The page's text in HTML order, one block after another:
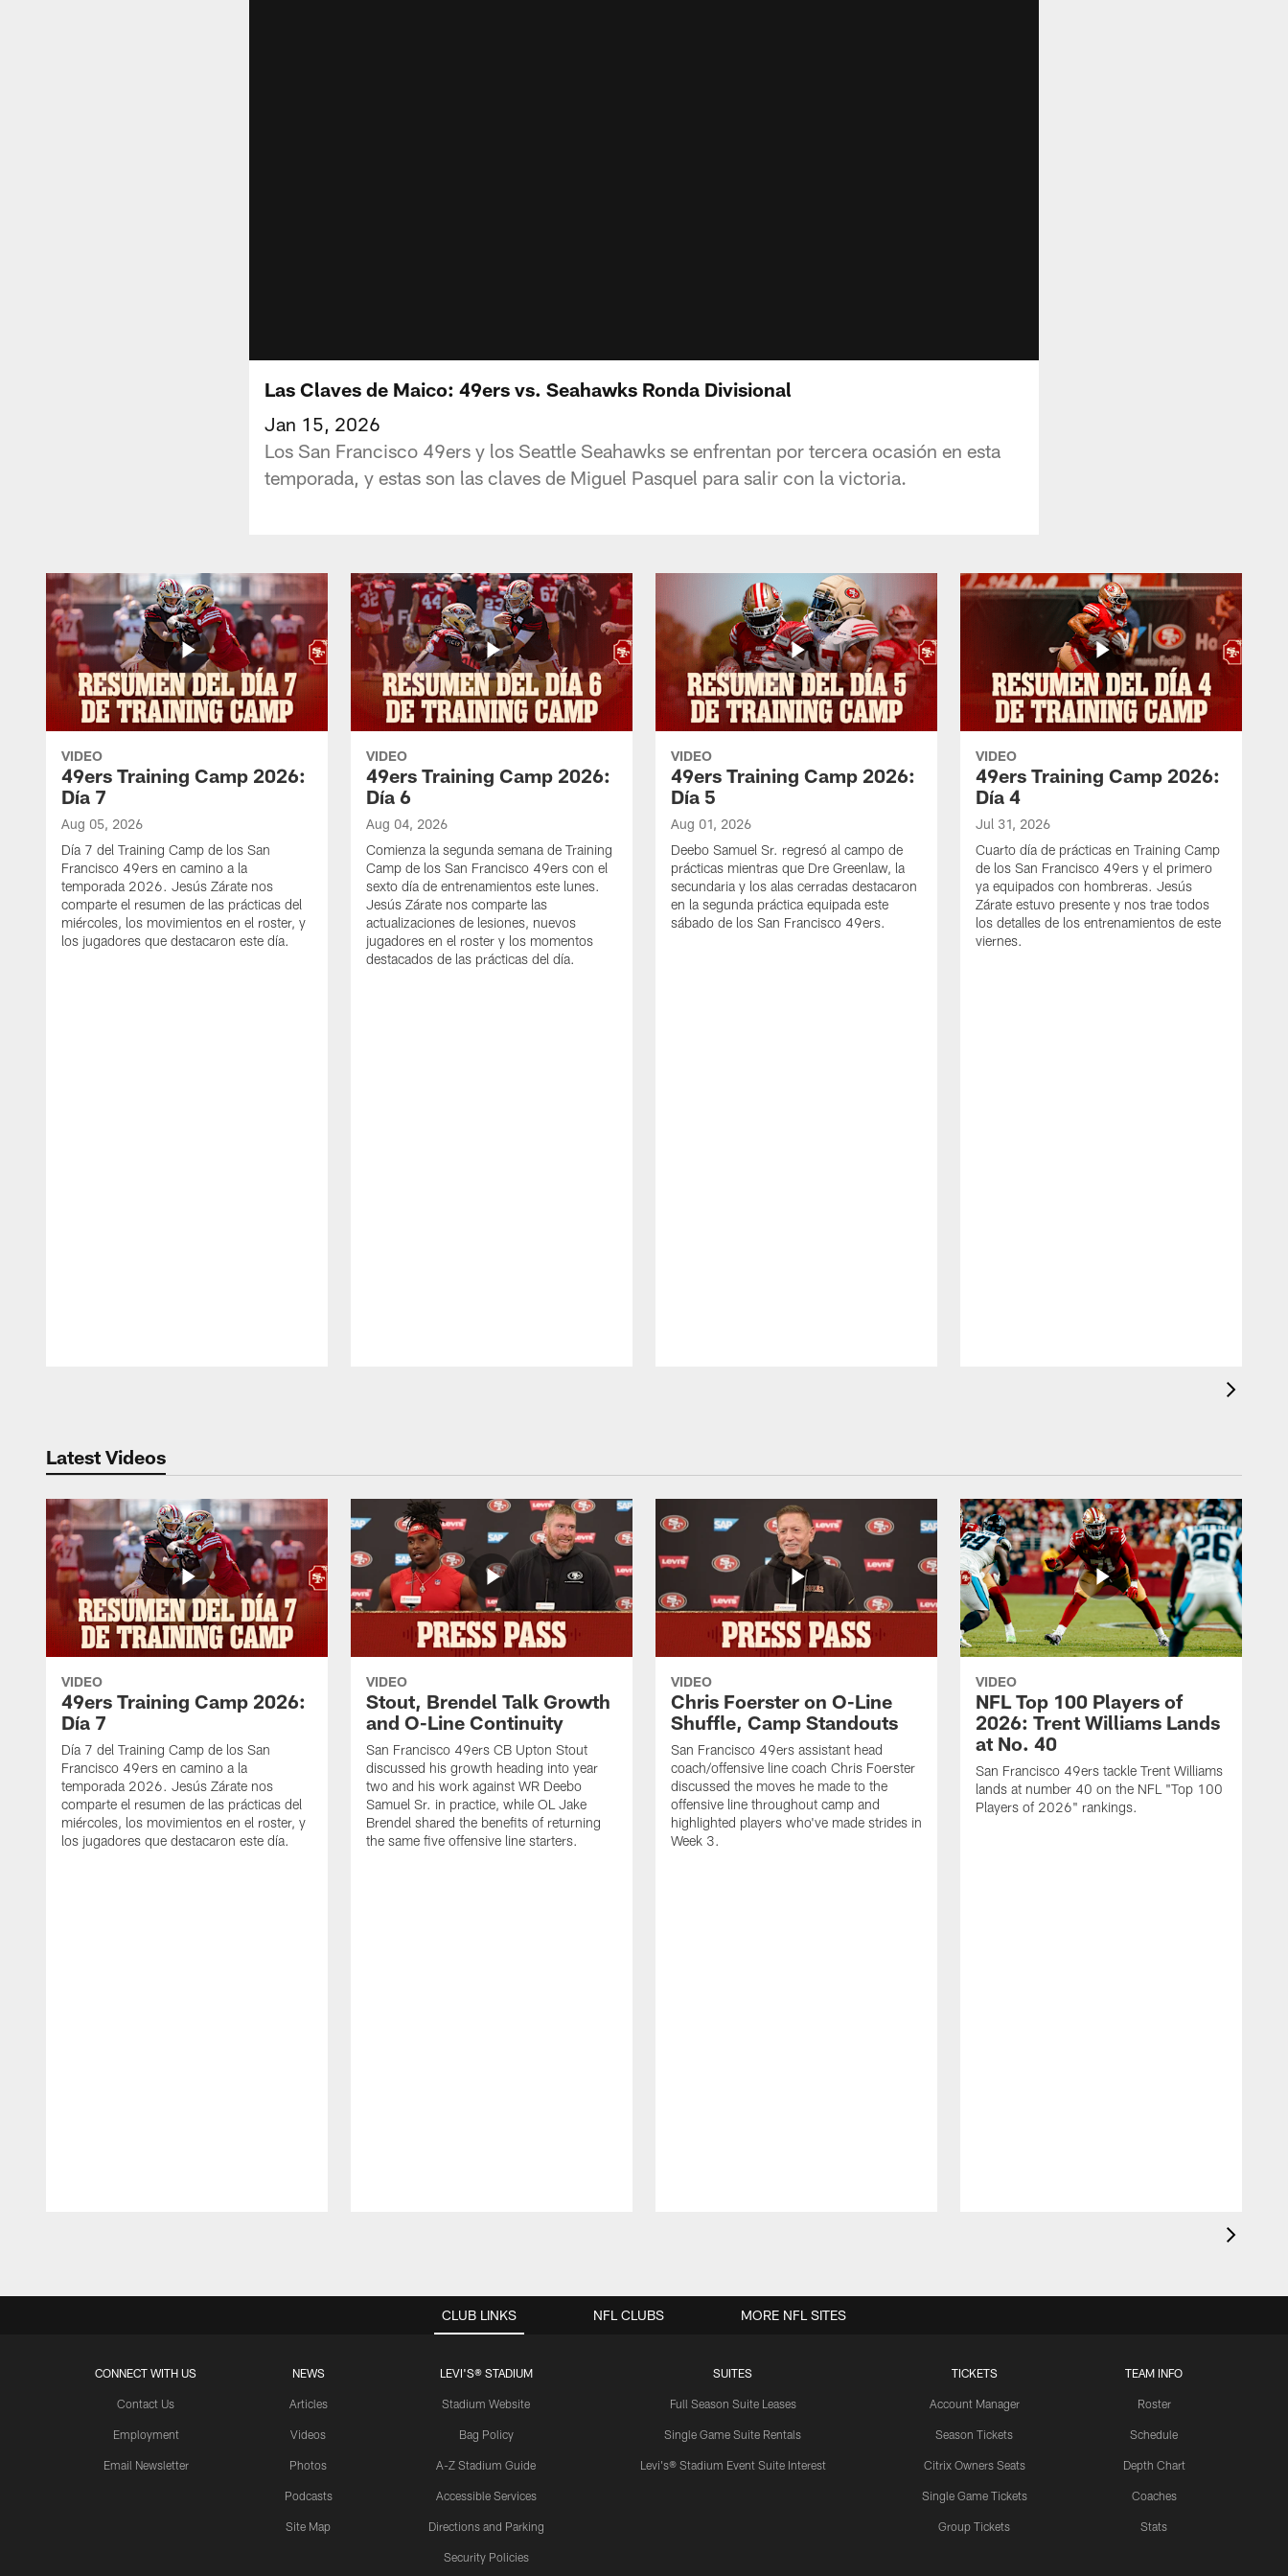
Las Claves de Maico: 49ers vs. Seahawks Ronda Divisional
Jan 15, 2026
Los San Francisco 49ers y los Seattle Seahawks se enfrentan por tercera ocasión en esta
temporada, y estas son las claves de Miguel Pasquel para salir con la victoria.
VIDEO
49ers Training Camp 2026:
Día 7
Aug 05, 2026
Día 7 del Training Camp de los San
Francisco 49ers en camino a la
temporada 2026. Jesús Zárate nos
comparte el resumen de las prácticas del
miércoles, los movimientos en el roster, y
los jugadores que destacaron este día.
VIDEO
49ers Training Camp 2026:
Día 6
Aug 04, 2026
Comienza la segunda semana de Training
Camp de los San Francisco 49ers con el
sexto día de entrenamientos este lunes.
Jesús Zárate nos comparte las
actualizaciones de lesiones, nuevos
jugadores en el roster y los momentos
destacados de las prácticas del día.
VIDEO
49ers Training Camp 2026:
Día 5
Aug 01, 2026
Deebo Samuel Sr. regresó al campo de
prácticas mientras que Dre Greenlaw, la
secundaria y los alas cerradas destacaron
en la segunda práctica equipada este
sábado de los San Francisco 49ers.
VIDEO
49ers Training Camp 2026:
Día 4
Jul 31, 2026
Cuarto día de prácticas en Training Camp
de los San Francisco 49ers y el primero
ya equipados con hombreras. Jesús
Zárate estuvo presente y nos trae todos
los detalles de los entrenamientos de este
viernes.
Latest Videos
VIDEO
49ers Training Camp 2026:
Día 7
Día 7 del Training Camp de los San
Francisco 49ers en camino a la
temporada 2026. Jesús Zárate nos
comparte el resumen de las prácticas del
miércoles, los movimientos en el roster, y
los jugadores que destacaron este día.
VIDEO
Stout, Brendel Talk Growth
and O-Line Continuity
San Francisco 49ers CB Upton Stout
discussed his growth heading into year
two and his work against WR Deebo
Samuel Sr. in practice, while OL Jake
Brendel shared the benefits of returning
the same five offensive line starters.
VIDEO
Chris Foerster on O-Line
Shuffle, Camp Standouts
San Francisco 49ers assistant head
coach/offensive line coach Chris Foerster
discussed the moves he made to the
offensive line throughout camp and
highlighted players who've made strides in
Week 3.
VIDEO
NFL Top 100 Players of
2026: Trent Williams Lands
at No. 40
San Francisco 49ers tackle Trent Williams
lands at number 40 on the NFL "Top 100
Players of 2026" rankings.
CLUB LINKS
CONNECT WITH US
Contact Us
Employment
Email Newsletter
NEWS
Articles
Videos
Photos
Podcasts
Site Map
LEVI'S® STADIUM
Stadium Website
Bag Policy
A-Z Stadium Guide
Accessible Services
Directions and Parking
Security Policies
SUITES
Full Season Suite Leases
Single Game Suite Rentals
Levi's® Stadium Event Suite Interest
TICKETS
Account Manager
Season Tickets
Citrix Owners Seats
Single Game Tickets
Group Tickets
TEAM INFO
Roster
Schedule
Depth Chart
Coaches
Stats
NFL CLUBS MORE NFL SITES